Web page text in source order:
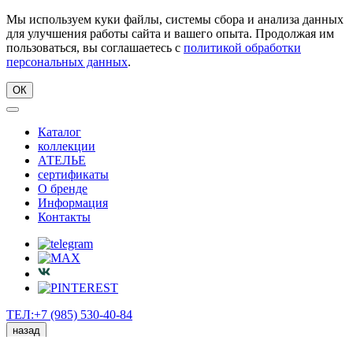
Мы используем куки файлы, системы сбора и анализа данных
для улучшения работы сайта и вашего опыта. Продолжая им
пользоваться, вы соглашаетесь с политикой обработки
персональных данных.
ОК
Каталог
коллекции
АТЕЛЬЕ
сертификаты
О бренде
Информация
Контакты
ТЕЛ:+7 (985) 530-40-84
назад